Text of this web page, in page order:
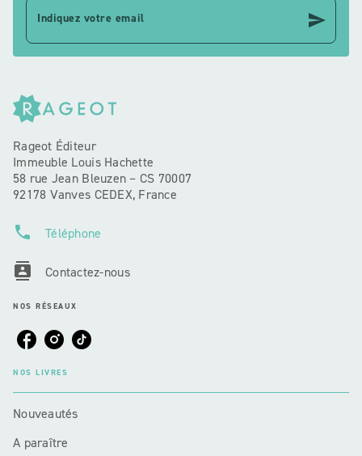
Indiquez votre email send
Rageot Éditeur
Immeuble Louis Hachette
58 rue Jean Bleuzen – CS 70007
92178 Vanves CEDEX, France
phone Téléphone
contacts Contactez-nous
NOS RÉSEAUX
NOS LIVRES
Nouveautés
A paraître